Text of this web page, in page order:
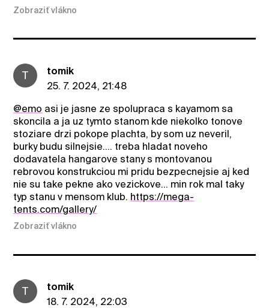
Zobraziť vlákno
T
tomik
25. 7. 2024, 21:48
@emo asi je jasne ze spolupraca s kayamom sa
skoncila a ja uz tymto stanom kde niekolko tonove
stoziare drzi pokope plachta, by som uz neveril,
burky budu silnejsie.... treba hladat noveho
dodavatela hangarove stany s montovanou
rebrovou konstrukciou mi pridu bezpecnejsie aj ked
nie su take pekne ako vezickove... min rok mal taky
typ stanu v mensom klub. https://mega-
tents.com/gallery/
Zobraziť vlákno
T
tomik
18. 7. 2024, 22:03